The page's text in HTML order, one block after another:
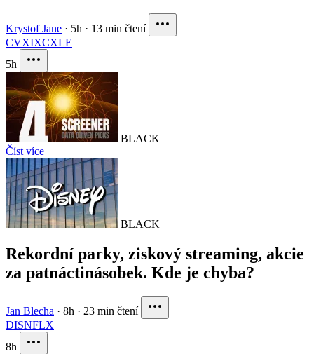
Krystof Jane · 5h · 13 min čtení
CVXIXCXLE
5h
BLACK
Číst více
BLACK
Rekordní parky, ziskový streaming, akcie
za patnáctinásobek. Kde je chyba?
Jan Blecha · 8h · 23 min čtení
DISNFLX
8h